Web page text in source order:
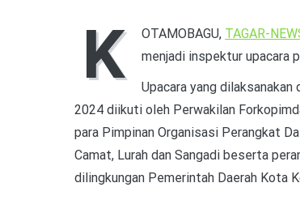
K OTAMOBAGU, TAGAR-
menjadi inspektur upacara
Upacara yang
2024 diikuti oleh Perwakilan
para Pimpinan Organisasi Perangkat
Camat, Lurah dan Sangadi beserta
dilingkungan Pemerintah Daerah Kota